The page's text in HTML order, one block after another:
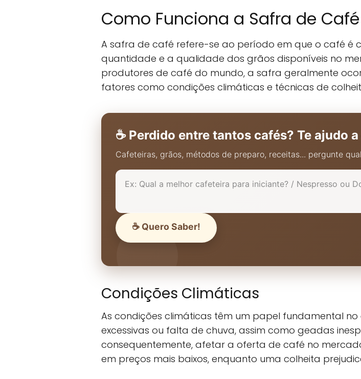
Como Funciona a Safra de Café
A safra de café refere-se ao período em que o café é
quantidade e a qualidade dos grãos disponíveis no
produtores de café do mundo, a safra geralmente
fatores como condições climáticas e técnicas de
☕ Perdido entre tantos cafés? Te ajudo
Cafeteiras, grãos, métodos de preparo, receitas... pergunte
☕ Quero Saber!
Condições Climáticas
As condições climáticas têm um papel fundamental no
excessivas ou falta de chuva, assim como geadas
consequentemente, afetar a oferta de café no
em preços mais baixos, enquanto uma colheita